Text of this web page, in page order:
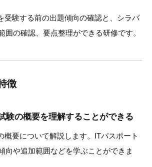
受験する前の出題傾向の確認と、シラバ
囲の確認、要点整理ができる研修です。
徴
験の概要を理解することができる
概要について解説します。ITパスポート
向や追加範囲などを学ぶことができま